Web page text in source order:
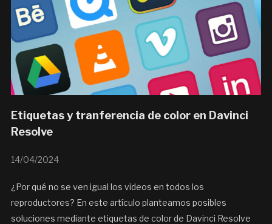
Etiquetas y tranferencia de color en Davinci
Resolve
14/04/2024
¿Por qué no se ven igual los videos en todos los
reproductores? En este artículo planteamos posibles
soluciones mediante etiquetas de color de Davinci Resolve